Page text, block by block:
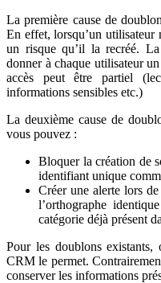
La première cause de
En effet, lorsqu’un utilisateur
un risque qu’il la recréé.
donner à chaque utilisateur
accès peut être partiel
informations sensibles etc.)
La deuxième cause de
vous pouvez :
Bloquer la création de
identifiant unique
Créer une alerte lors
l’orthographe
catégorie déjà présent
Pour les doublons
CRM le permet.
conserver les informations